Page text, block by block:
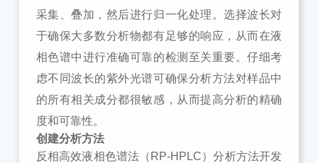
采集、叠加，然后进行归一化处理。选择波长对
于确保大多数分析物都有足够的响应，从而在液
相色谱中进行准确可靠的检测至关重要。仔细考
虑不同波长的紫外光谱可确保分析方法对样品中
的所有相关成分都很敏感，从而提高分析的精确
度和可靠性。
创建分析方法
反相高效液相色谱法（ RP-HPLC）分析方法开发